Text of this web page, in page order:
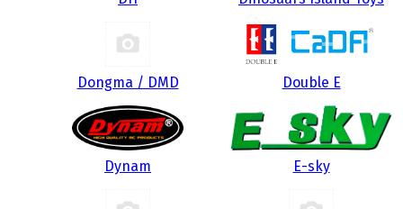
Dongma / DMD Double E
Dynam E-sky